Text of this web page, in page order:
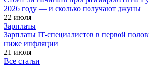
2026 году — и сколько получают джуны
22 июля
Зарплаты
Зарплаты IT-специалистов в первой
ниже инфляции
21 июля
Все статьи